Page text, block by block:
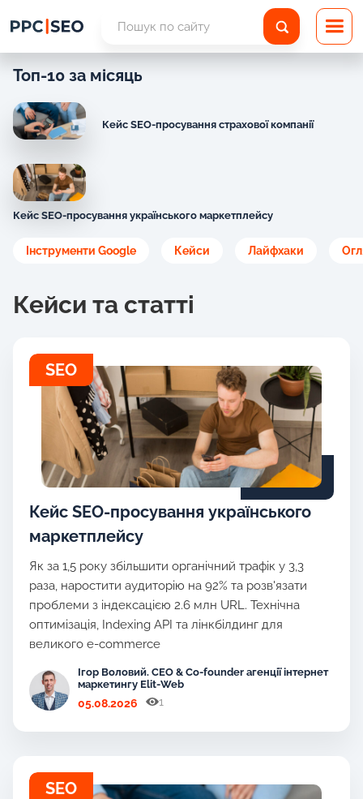
Топ-10 за місяць
Кейс SEO-просування страхової компанії
Кейс SEO-просування українського маркетплейсу
Інструменти Google Кейси Лайфхаки
Кейси та статті
SEO
Кейс SEO-просування українського
маркетплейсу
Як за 1,5 року збільшити органічний трафік у 3,3
раза, наростити аудиторію на 92% та розв'язати
проблеми з індексацією 2.6 млн URL. Технічна
оптимізація, Indexing API та лінкбілдинг для
великого e-commerce
Ігор Воловий. CEO & Co-founder агенції інтернет
маркетингу Elit-Web
05.08.2026 1
SEO